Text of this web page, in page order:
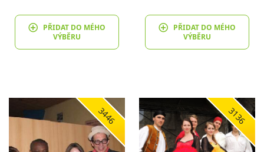
PŘIDAT DO MÉHO
VÝBĚRU
PŘIDAT DO MÉHO
VÝBĚRU
3446 3136